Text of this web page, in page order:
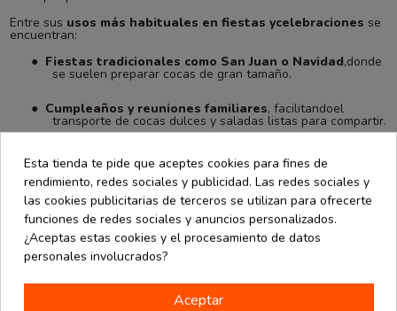
Entre sus usos más habituales en fiestas ycelebraciones se
encuentran:
● Fiestas tradicionales como San Juan o Navidad,donde
se suelen preparar cocas de gran tamaño.
● Cumpleaños y reuniones familiares, facilitandoel
transporte de cocas dulces y saladas listas para compartir.
Eventos sociales y corporativos , donde lapresentación
cuidada y la practicidad son fundamentales.
● Celebraciones al aire libre o picnics,ofreciendo un
envase que protege el producto y lo mantiene en
condicionesóptimas.
La
funcional,higiénica y estética, que asegura una presentación
atractiva y un transporteseguro en cualquier ocasión festiva.
Esta tienda te pide que aceptes cookies para fines de
rendimiento, redes sociales y publicidad. Las redes sociales y
las cookies publicitarias de terceros se utilizan para ofrecerte
funciones de redes sociales y anuncios personalizados.
¿Aceptas estas cookies y el procesamiento de datos
personales involucrados?
Aceptar